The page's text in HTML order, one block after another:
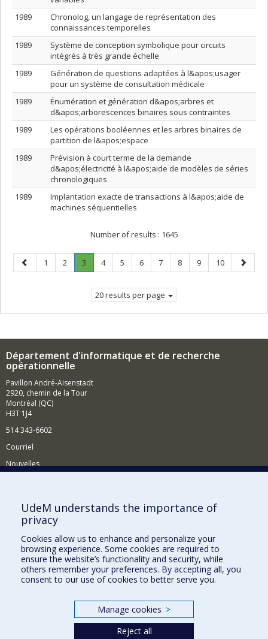
1989
Chronolog, un langage de représentation des
connaissances temporelles
1989
Système de conception symbolique pour circuits
intégrés à très grande échelle
1989
Génération de questions adaptées à l&apos;usager
pour un système de consultation médicale
1989
Énumération et génération d&apos;arbres et
d&apos;arborescences binaires sous contraintes
1989
Les opérations booléennes et les arbres binaires de
partition de l&apos;espace
1989
Prévision à court terme de la demande
d&apos;électricité à l&apos;aide de modèles de séries
chronologiques
1989
Implantation exacte de transactions à l&apos;aide de
machines séquentielles
Number of results : 1645
Previous
page
Page
1 Page
2 Page
3
Current
Page
4 Page
5 Page
6 Page
7 Page
8 Page
9 Page
10
Next
page
20 results per page
Département d'informatique et de recherche
opérationnelle
Pavillon André-Aisenstadt
2920, chemin de la Tour
Montréal (QC)
H3T 1J4
514 343-6602
Courriel
Nouvelles
Comment soutenir le Département?
BESOIN D'AIDE?
Plan du site
Signaler une erreur
Accessibilité
Nos départements et écoles
UdeM understands the importance of
privacy
Cookies allow us to enhance and personalize your
browsing experience. Some cookies are required to
ensure the website’s functionality and security, while
others remember your preferences. By accepting all, you
consent to our use of cookies to better serve you.
Manage cookies >
Reject all